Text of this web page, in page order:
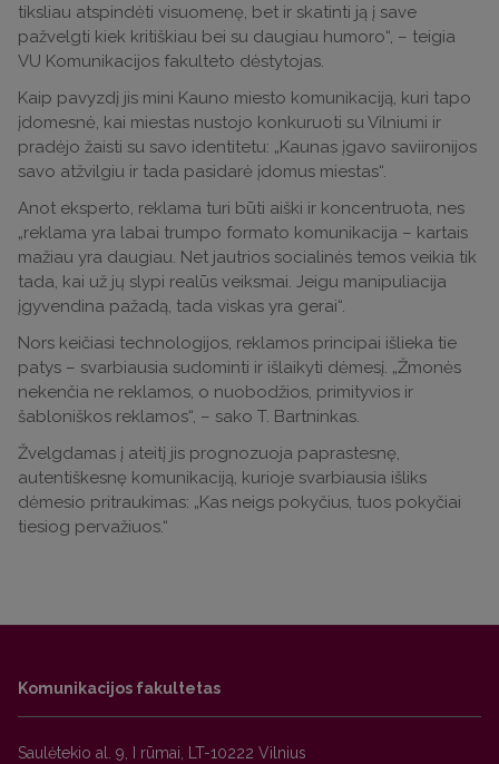
tiksliau atspindėti visuomenę, bet ir skatinti ją į save
pažvelgti kiek kritiškiau bei su daugiau humoro“, – teigia
VU Komunikacijos fakulteto dėstytojas.
Kaip pavyzdį jis mini Kauno miesto komunikaciją, kuri tapo
įdomesnė, kai miestas nustojo konkuruoti su Vilniumi ir
pradėjo žaisti su savo identitetu: „Kaunas įgavo saviironijos
savo atžvilgiu ir tada pasidarė įdomus miestas“.
Anot eksperto, reklama turi būti aiški ir koncentruota, nes
„reklama yra labai trumpo formato komunikacija – kartais
mažiau yra daugiau. Net jautrios socialinės temos veikia tik
tada, kai už jų slypi realūs veiksmai. Jeigu manipuliacija
įgyvendina pažadą, tada viskas yra gerai“.
Nors keičiasi technologijos, reklamos principai išlieka tie
patys – svarbiausia sudominti ir išlaikyti dėmesį. „Žmonės
nekenčia ne reklamos, o nuobodžios, primityvios ir
šabloniškos reklamos“, – sako T. Bartninkas.
Žvelgdamas į ateitį jis prognozuoja paprastesnę,
autentiškesnę komunikaciją, kurioje svarbiausia išliks
dėmesio pritraukimas: „Kas neigs pokyčius, tuos pokyčiai
tiesiog pervažiuos.“
Komunikacijos fakultetas
Saulėtekio al. 9, I rūmai, LT-10222 Vilnius